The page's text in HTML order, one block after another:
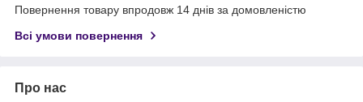
Повернення товару впродовж 14 днів за домовленістю
Всі умови повернення
Про нас